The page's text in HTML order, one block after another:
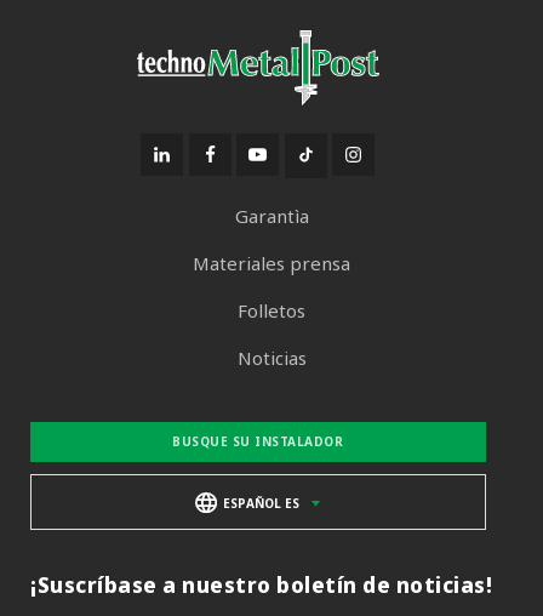
Garantìa
Materiales prensa
Folletos
Noticias
BUSQUE SU INSTALADOR
ESPAÑOL ES
¡Suscríbase a nuestro boletín de noticias!